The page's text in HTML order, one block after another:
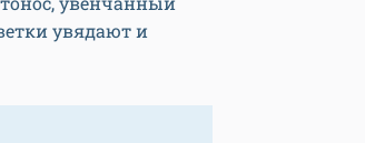
увядают и